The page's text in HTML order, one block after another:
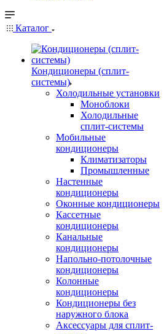
Каталог
Кондиционеры (сплит-
системы)
Холодильные установки
Моноблоки
Холодильные
сплит-системы
Мобильные
кондиционеры
Климатизаторы
Промышленные
Настенные
кондиционеры
Оконные кондиционеры
Кассетные
кондиционеры
Канальные
кондиционеры
Напольно-потолочные
кондиционеры
Колонные
кондиционеры
Кондиционеры без
наружного блока
Аксессуары для сплит-